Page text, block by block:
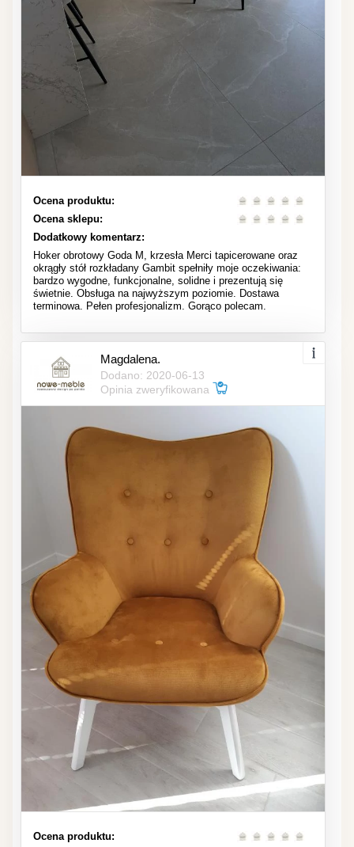
Ocena produktu:
Ocena sklepu:
Dodatkowy komentarz:
Hoker obrotowy Goda M, krzesła Merci tapicerowane oraz
okrągły stół rozkładany Gambit spełniły moje oczekiwania:
bardzo wygodne, funkcjonalne, solidne i prezentują się
świetnie. Obsługa na najwyższym poziomie. Dostawa
terminowa. Pełen profesjonalizm. Gorąco polecam.
Magdalena.
Dodano: 2020-06-13
Opinia zweryfikowana
Ocena produktu: